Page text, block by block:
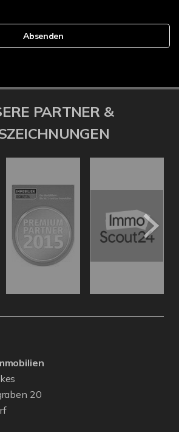
Absenden
PARTNER &
20